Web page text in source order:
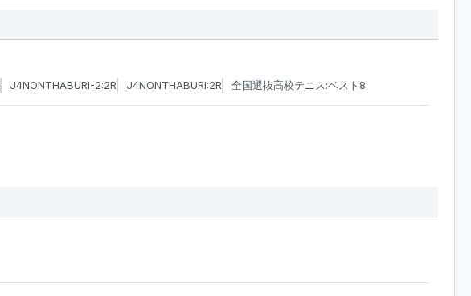
J4NONTHABURI-2:2R J4NONTHABURI:2R 全国選抜高校テニス:ベスト8